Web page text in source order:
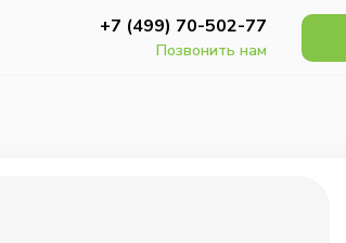
+7 (499) 70-502-77
Позвонить нам